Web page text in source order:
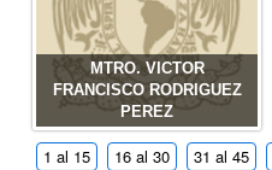
MTRO. VICTOR
FRANCISCO RODRIGUEZ
PEREZ
1 al 15 16 al 30 31 al 45